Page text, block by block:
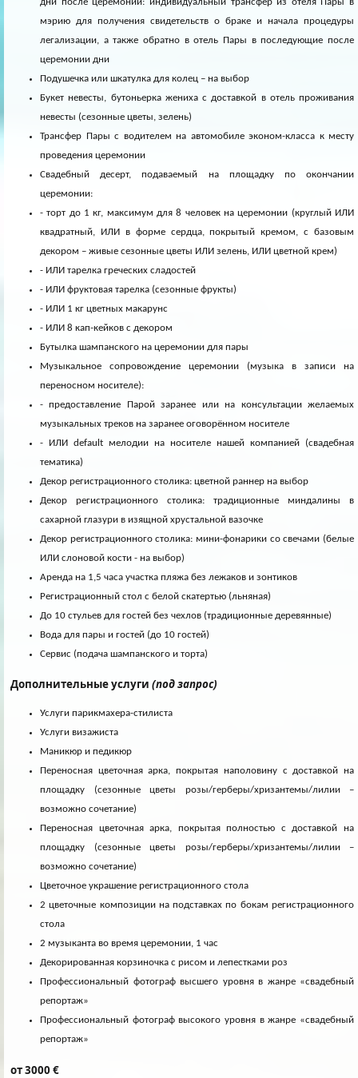
мэрию для получения свидетельств о браке и начала процедуры
легализации, а также обратно в отель Пары в последующие после
церемонии дни
Подушечка или шкатулка для колец – на выбор
Букет невесты, бутоньерка жениха с доставкой в отель проживания
невесты (сезонные цветы, зелень)
Трансфер Пары с водителем на автомобиле эконом-класса к месту
проведения церемонии
Свадебный десерт, подаваемый на площадку по окончании
церемонии:
- торт до 1 кг, максимум для 8 человек на церемонии (круглый ИЛИ
квадратный, ИЛИ в форме сердца, покрытый кремом, с базовым
декором – живые сезонные цветы ИЛИ зелень, ИЛИ цветной крем)
- ИЛИ тарелка греческих сладостей
- ИЛИ фруктовая тарелка (сезонные фрукты)
- ИЛИ 1 кг цветных макарунс
- ИЛИ 8 кап-кейков с декором
Бутылка шампанского на церемонии для пары
Музыкальное сопровождение церемонии (музыка в записи на
переносном носителе):
- предоставление Парой заранее или на консультации желаемых
музыкальных треков на заранее оговорённом носителе
- ИЛИ default мелодии на носителе нашей компанией (свадебная
тематика)
Декор регистрационного столика: цветной раннер на выбор
Декор регистрационного столика: традиционные миндалины в
сахарной глазури в изящной хрустальной вазочке
Декор регистрационного столика: мини-фонарики со свечами (белые
ИЛИ слоновой кости - на выбор)
Аренда на 1,5 часа участка пляжа без лежаков и зонтиков
Регистрационный стол с белой скатертью (льняная)
До 10 стульев для гостей без чехлов (традиционные деревянные)
Вода для пары и гостей (до 10 гостей)
Сервис (подача шампанского и торта)
Дополнительные услуги (под запрос)
Услуги парикмахера-стилиста
Услуги визажиста
Маникюр и педикюр
Переносная цветочная арка, покрытая наполовину c доставкой на
площадку (сезонные цветы розы/герберы/хризантемы/лилии –
возможно сочетание)
Переносная цветочная арка, покрытая полностью c доставкой на
площадку (сезонные цветы розы/герберы/хризантемы/лилии –
возможно сочетание)
Цветочное украшение регистрационного стола
2 цветочные композиции на подставках по бокам регистрационного
стола
2 музыканта во время церемонии, 1 час
Декорированная корзиночка с рисом и лепестками роз
Профессиональный фотограф высшего уровня в жанре «свадебный
репортаж»
Профессиональный фотограф высокого уровня в жанре «свадебный
репортаж»
от 3000 €